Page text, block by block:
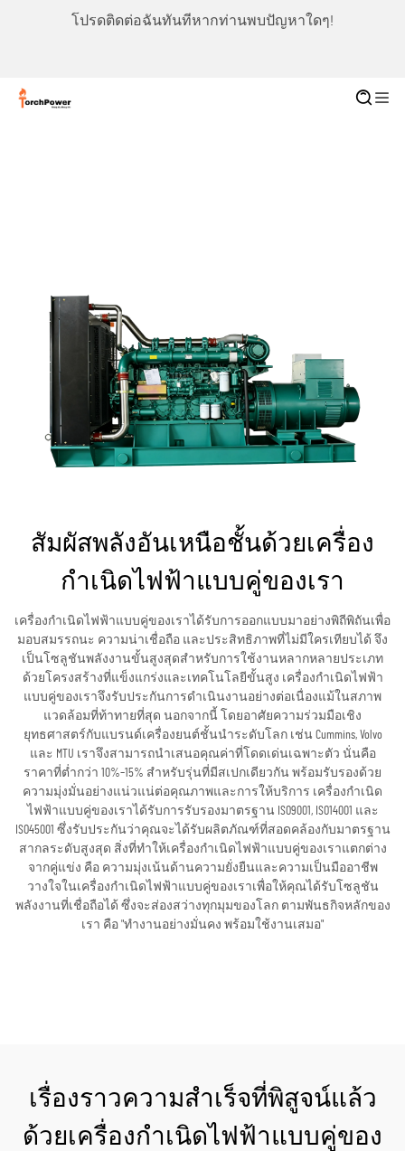
โปรดติดต่อฉันทันทีหากท่านพบปัญหาใดๆ!
สัมผัสพลังอันเหนือชั้นด้วยเครื่อง
กำเนิดไฟฟ้าแบบคู่ของเรา
เครื่องกำเนิดไฟฟ้าแบบคู่ของเราได้รับการออกแบบมาอย่างพิถีพิถันเพื่อ
มอบสมรรถนะ ความน่าเชื่อถือ และประสิทธิภาพที่ไม่มีใครเทียบได้ จึง
เป็นโซลูชันพลังงานขั้นสูงสุดสำหรับการใช้งานหลากหลายประเภท
ด้วยโครงสร้างที่แข็งแกร่งและเทคโนโลยีขั้นสูง เครื่องกำเนิดไฟฟ้า
แบบคู่ของเราจึงรับประกันการดำเนินงานอย่างต่อเนื่องแม้ในสภาพ
แวดล้อมที่ท้าทายที่สุด นอกจากนี้ โดยอาศัยความร่วมมือเชิง
ยุทธศาสตร์กับแบรนด์เครื่องยนต์ชั้นนำระดับโลก เช่น Cummins, Volvo
และ MTU เราจึงสามารถนำเสนอคุณค่าที่โดดเด่นเฉพาะตัว นั่นคือ
ราคาที่ต่ำกว่า 10%–15% สำหรับรุ่นที่มีสเปกเดียวกัน พร้อมรับรองด้วย
ความมุ่งมั่นอย่างแน่วแน่ต่อคุณภาพและการให้บริการ เครื่องกำเนิด
ไฟฟ้าแบบคู่ของเราได้รับการรับรองมาตรฐาน ISO9001, ISO14001 และ
ISO45001 ซึ่งรับประกันว่าคุณจะได้รับผลิตภัณฑ์ที่สอดคล้องกับมาตรฐาน
สากลระดับสูงสุด สิ่งที่ทำให้เครื่องกำเนิดไฟฟ้าแบบคู่ของเราแตกต่าง
จากคู่แข่ง คือ ความมุ่งเน้นด้านความยั่งยืนและความเป็นมืออาชีพ
วางใจในเครื่องกำเนิดไฟฟ้าแบบคู่ของเราเพื่อให้คุณได้รับโซลูชัน
พลังงานที่เชื่อถือได้ ซึ่งจะส่องสว่างทุกมุมของโลก ตามพันธกิจหลักของ
เรา คือ "ทำงานอย่างมั่นคง พร้อมใช้งานเสมอ"
เรื่องราวความสำเร็จที่พิสูจน์แล้ว
ด้วยเครื่องกำเนิดไฟฟ้าแบบคู่ของ